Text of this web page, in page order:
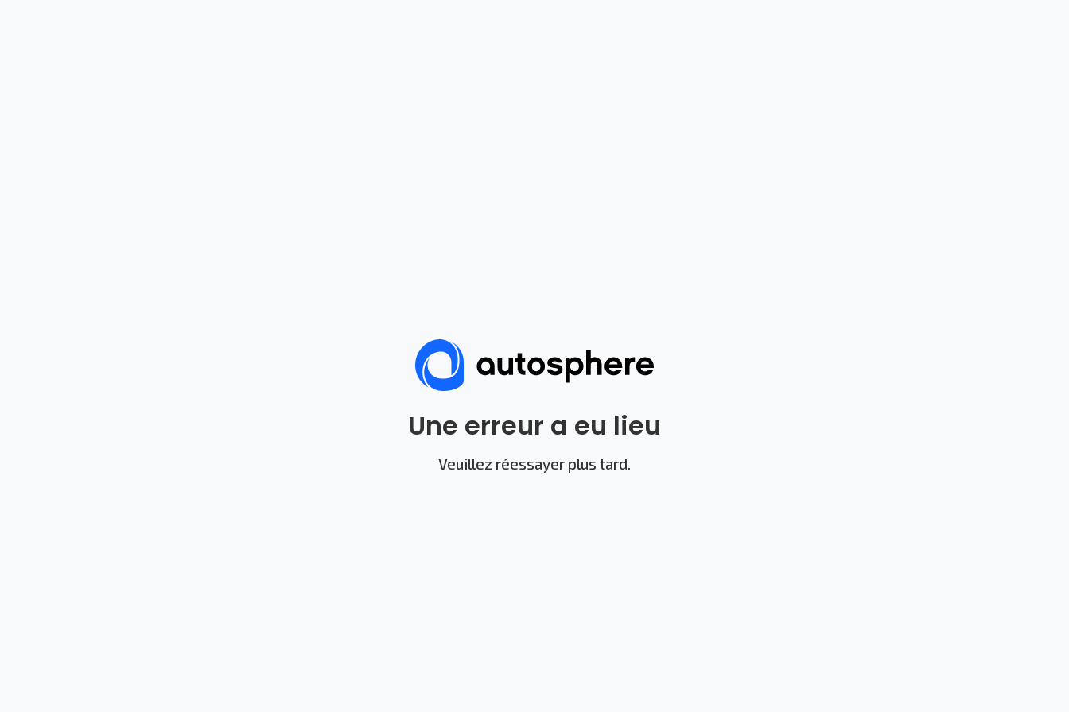
Une erreur a eu lieu
Veuillez réessayer plus tard.